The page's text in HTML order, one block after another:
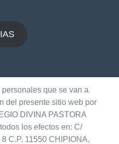
que se van a
del presente sitio web por
DIVINA PASTORA
los efectos en: C/
C.P. 11550 CHIPIONA,